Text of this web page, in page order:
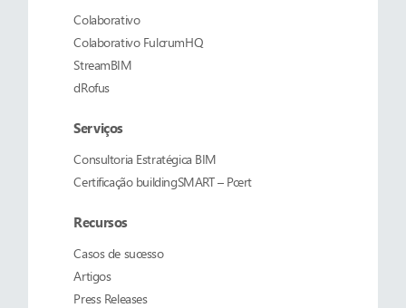
Colaborativo
Colaborativo FulcrumHQ
StreamBIM
dRofus
Serviços
Consultoria Estratégica BIM
Certificação buildingSMART – Pcert
Recursos
Casos de sucesso
Artigos
Press Releases